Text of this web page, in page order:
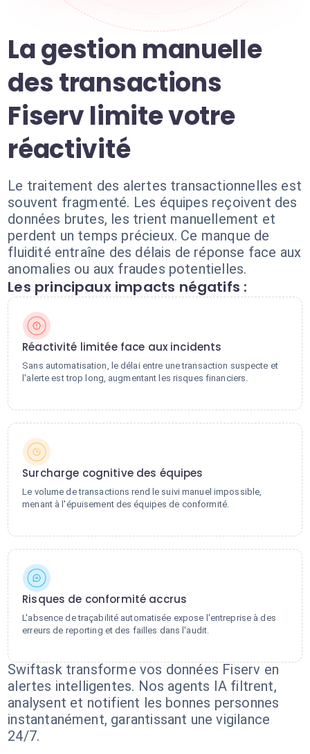
La gestion manuelle
des transactions
Fiserv limite votre
réactivité
Le traitement des alertes transactionnelles est
souvent fragmenté. Les équipes reçoivent des
données brutes, les trient manuellement et
perdent un temps précieux. Ce manque de
fluidité entraîne des délais de réponse face aux
anomalies ou aux fraudes potentielles.
Les principaux impacts négatifs :
Réactivité limitée face aux incidents
Sans automatisation, le délai entre une transaction suspecte et
l'alerte est trop long, augmentant les risques financiers.
Surcharge cognitive des équipes
Le volume de transactions rend le suivi manuel impossible,
menant à l'épuisement des équipes de conformité.
Risques de conformité accrus
L'absence de traçabilité automatisée expose l'entreprise à des
erreurs de reporting et des failles dans l'audit.
Swiftask transforme vos données Fiserv en
alertes intelligentes. Nos agents IA filtrent,
analysent et notifient les bonnes personnes
instantanément, garantissant une vigilance
24/7.